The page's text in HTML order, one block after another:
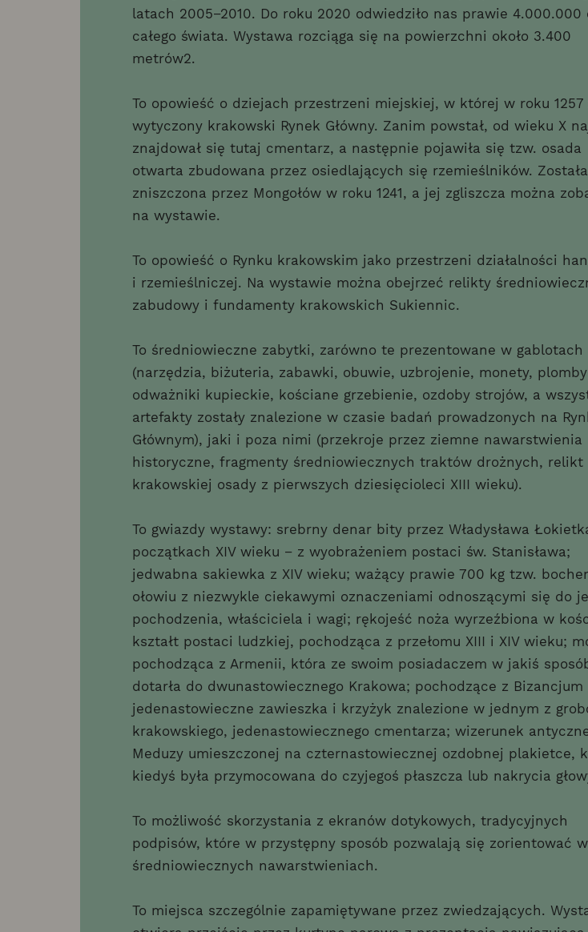
latach 2005−2010. Do roku 2020 odwiedziło nas prawie 4.000.000
całego świata. Wystawa rozciąga się na powierzchni około 3.400
metrów2.
To opowieść o dziejach przestrzeni miejskiej, w której w roku 1257
wytyczony krakowski Rynek Główny. Zanim powstał, od wieku X
znajdował się tutaj cmentarz, a następnie pojawiła się tzw. osada
otwarta zbudowana przez osiedlających się rzemieślników. Została
zniszczona przez Mongołów w roku 1241, a jej zgliszcza można
na wystawie.
To opowieść o Rynku krakowskim jako przestrzeni działalności
i rzemieślniczej. Na wystawie można obejrzeć relikty
zabudowy i fundamenty krakowskich Sukiennic.
To średniowieczne zabytki, zarówno te prezentowane w gablotach
(narzędzia, biżuteria, zabawki, obuwie, uzbrojenie, monety,
odważniki kupieckie, kościane grzebienie, ozdoby strojów, a
artefakty zostały znalezione w czasie badań prowadzonych na
Głównym), jaki i poza nimi (przekroje przez ziemne nawarstwienia
historyczne, fragmenty średniowiecznych traktów drożnych, relikt
krakowskiej osady z pierwszych dziesięcioleci XIII wieku).
To gwiazdy wystawy: srebrny denar bity przez Władysława
początkach XIV wieku − z wyobrażeniem postaci św. Stanisława;
jedwabna sakiewka z XIV wieku; ważący prawie 700 kg tzw.
ołowiu z niezwykle ciekawymi oznaczeniami odnoszącymi się do
pochodzenia, właściciela i wagi; rękojeść noża wyrzeźbiona w
kształt postaci ludzkiej, pochodząca z przełomu XIII i XIV wieku;
pochodząca z Armenii, która ze swoim posiadaczem w jakiś
dotarła do dwunastowiecznego Krakowa; pochodzące z Bizancjum
jedenastowieczne zawieszka i krzyżyk znalezione w jednym z
krakowskiego, jedenastowiecznego cmentarza; wizerunek
Meduzy umieszczonej na czternastowiecznej ozdobnej plakietce,
kiedyś była przymocowana do czyjegoś płaszcza lub nakrycia
To możliwość skorzystania z ekranów dotykowych, tradycyjnych
podpisów, które w przystępny sposób pozwalają się zorientować w
średniowiecznych nawarstwieniach.
To miejsca szczególnie zapamiętywane przez zwiedzających.